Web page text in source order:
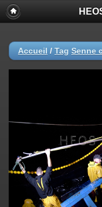
Accueil / Tag Senne